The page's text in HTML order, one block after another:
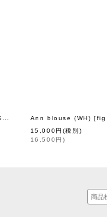
[Dot
Ann blouse (WH) [fig
15,000円 (税別)
16,500 円 )